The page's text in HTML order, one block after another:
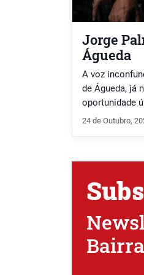
Jorge
Águeda
A voz
de Águeda, já
oportunidade
“Deixa-me
24 de Outubro,